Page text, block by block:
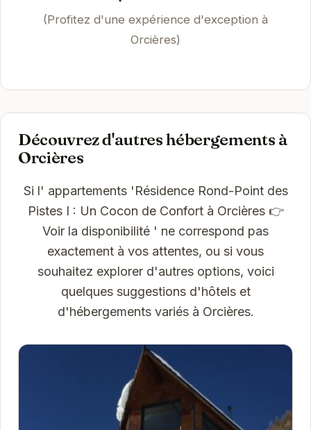
(Profitez d'une expérience d'exception à
Orcières)
Découvrez d'autres hébergements à
Orcières
Si l' appartements 'Résidence Rond-Point des
Pistes I : Un Cocon de Confort à Orcières 👉
Voir la disponibilité ' ne correspond pas
exactement à vos attentes, ou si vous
souhaitez explorer d'autres options, voici
quelques suggestions d'hôtels et
d'hébergements variés à Orcières.